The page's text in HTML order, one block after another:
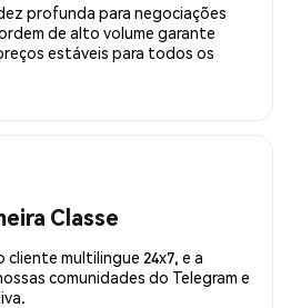
profunda para negociações
de alto volume garante
estáveis para todos os
Classe
multilingue 24x7, e a
comunidades do Telegram e